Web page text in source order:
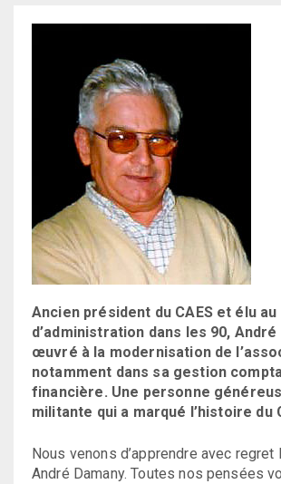
Ancien président du CAES et élu
d’administration dans les 90, André
œuvré à la modernisation de
notamment dans sa gestion
financière. Une personne
militante qui a marqué l’histoire du
Nous venons d’apprendre avec
André Damany. Toutes nos pensées